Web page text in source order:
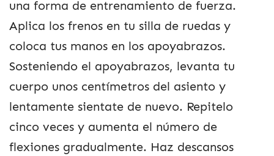
una forma de entrenamiento de fuerza.
Aplica los frenos en tu silla de ruedas y
coloca tus manos en los apoyabrazos.
Sosteniendo el apoyabrazos, levanta tu
cuerpo unos centímetros del asiento y
lentamente sientate de nuevo. Repitelo
cinco veces y aumenta el número de
flexiones gradualmente. Haz descansos